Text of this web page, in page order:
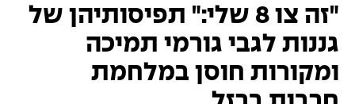
"זה צו 8 שלי:" תפיסותיהן של
גננות לגבי גורמי תמיכה
ומקורות חוסן במלחמת